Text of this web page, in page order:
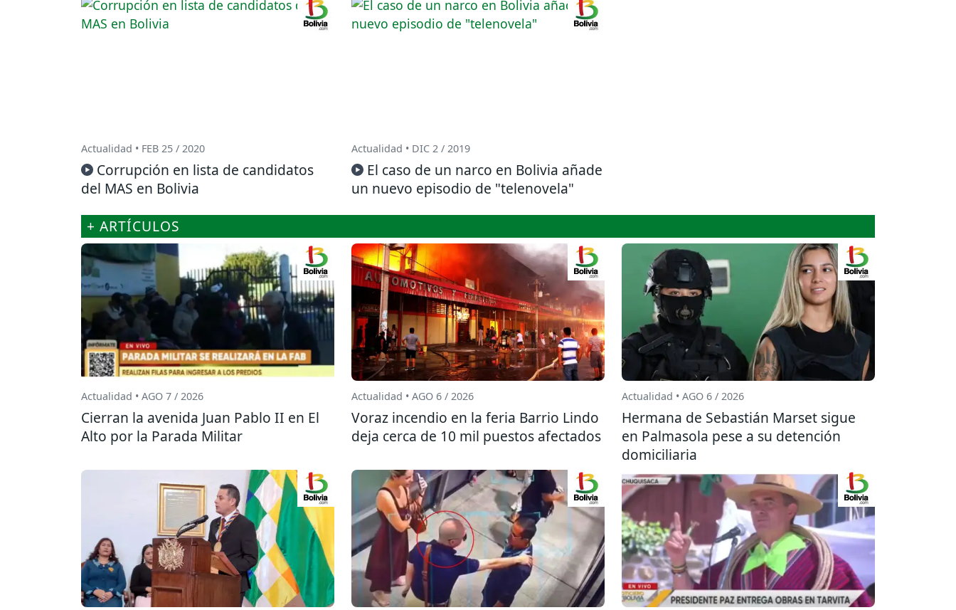
Actualidad • FEB 25 / 2020
Corrupción en lista de candidatos
del MAS en Bolivia
Actualidad • DIC 2 / 2019
El caso de un narco en Bolivia añade
un nuevo episodio de "telenovela"
+ ARTÍCULOS
Actualidad • AGO 7 / 2026
Cierran la avenida Juan Pablo II en El
Alto por la Parada Militar
Actualidad • AGO 6 / 2026
Voraz incendio en la feria Barrio Lindo
deja cerca de 10 mil puestos afectados
Actualidad • AGO 6 / 2026
Hermana de Sebastián Marset sigue
en Palmasola pese a su detención
domiciliaria